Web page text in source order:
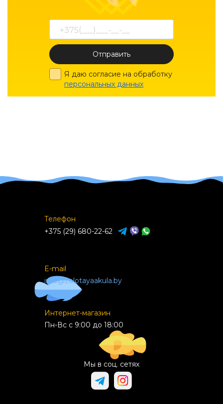
Отправить
Я даю согласие на обработку
персональных данных
Телефон
+375 (29) 680-22-62
E-mail
info@zolotayaakula.by
Интернет-магазин
Пн-Вс с 9:00 до 18:00
Мы в соц. сетях